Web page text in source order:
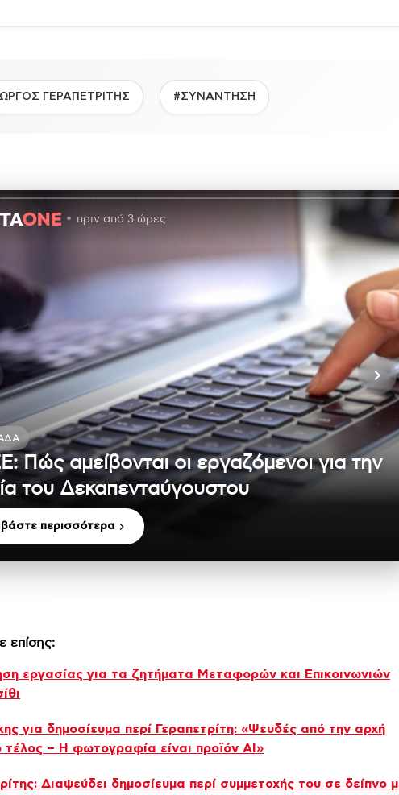
ΓΕΡΑΠΕΤΡΙΤΗΣ #ΣΥΝΑΝΤΗΣΗ
πριν από 3 ώρες
Πώς αμείβονται οι εργαζόμενοι για την
του Δεκαπενταύγουστου
περισσότερα
επίσης:
εργασίας για τα ζητήματα Μεταφορών και Επικοινωνιών
για δημοσίευμα περί Γεραπετρίτη: «Ψευδές από την αρχή
τέλος – Η φωτογραφία είναι προϊόν AI»
Διαψεύδει δημοσίευμα περί συμμετοχής του σε δείπνο